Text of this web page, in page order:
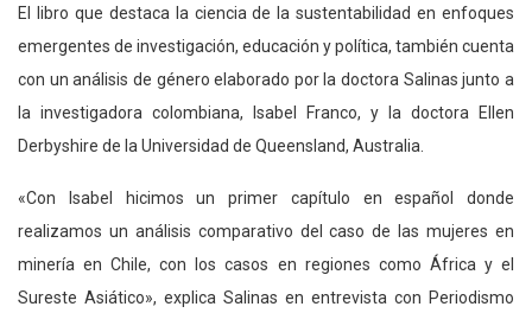
El libro que destaca la ciencia de la sustentabilidad en enfoques
emergentes de investigación, educación y política, también cuenta
con un análisis de género elaborado por la doctora Salinas junto a
la investigadora colombiana, Isabel Franco, y la doctora Ellen
Derbyshire de la Universidad de Queensland, Australia.
«Con Isabel hicimos un primer capítulo en español donde
realizamos un análisis comparativo del caso de las mujeres en
minería en Chile, con los casos en regiones como África y el
Sureste Asiático», explica Salinas en entrevista con Periodismo